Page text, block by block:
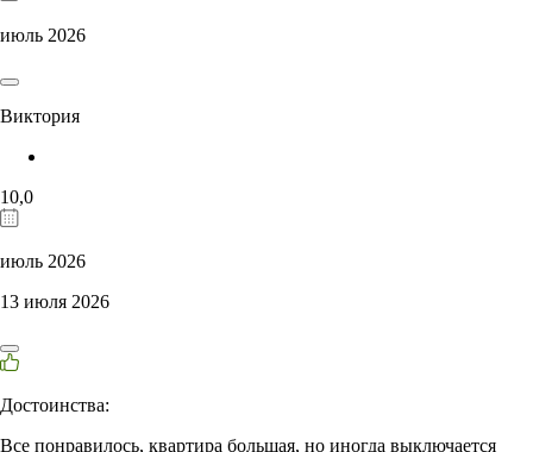
июль 2026
Виктория
10,0
июль 2026
13 июля 2026
Достоинства:
Все понравилось, квартира большая, но иногда выключается